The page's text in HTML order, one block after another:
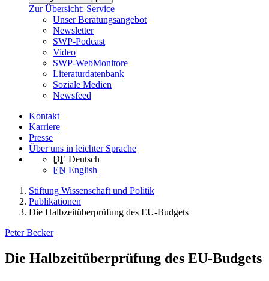
Zur Übersicht: Service
Unser Beratungsangebot
Newsletter
SWP-Podcast
Video
SWP-WebMonitore
Literaturdatenbank
Soziale Medien
Newsfeed
Kontakt
Karriere
Presse
Über uns in leichter Sprache
DE Deutsch
EN English
Stiftung Wissenschaft und Politik
Publikationen
Die Halbzeitüberprüfung des EU-Budgets
Peter Becker
Die Halbzeitüberprüfung des EU-Budgets